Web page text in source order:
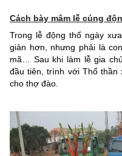
Cách bày mâm lễ cúng
Trong lễ động thổ ngày
giản hơn, nhưng phải là
mã… Sau khi làm lễ gia
đầu tiên, trình với Thổ
cho thợ đào.